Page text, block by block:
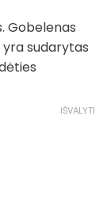
Gobelenas
yra sudarytas
IŠVALYTI
pieva